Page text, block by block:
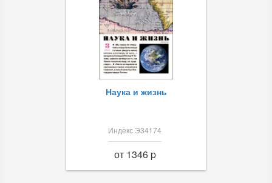
Наука и жизнь
Индекс Э34174
от 1346 p